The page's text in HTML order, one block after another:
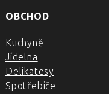
OBCHOD
Kuchyně
Jídelna
Delikatesy
Spotřebiče